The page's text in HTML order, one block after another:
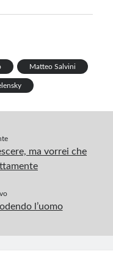
p
p
Matteo Salvini
ma vorrei che
l’uomo